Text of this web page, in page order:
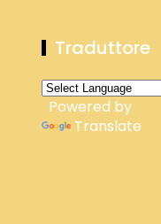
Traduttore
Powered by
Translate